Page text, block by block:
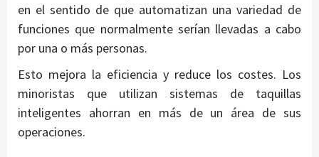
en el sentido de que automatizan una variedad de
funciones que normalmente serían llevadas a cabo
por una o más personas.
Esto mejora la eficiencia y reduce los costes. Los
minoristas que utilizan sistemas de taquillas
inteligentes ahorran en más de un área de sus
operaciones.